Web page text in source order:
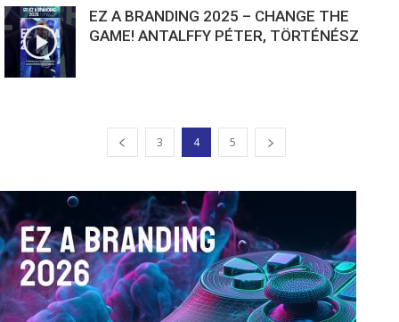
EZ A BRANDING 2025 – CHANGE THE
GAME! ANTALFFY PÉTER, TÖRTÉNÉSZ
3 4 5